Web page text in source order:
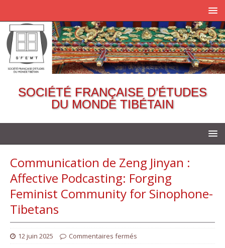
SOCIÉTÉ FRANÇAISE D’ÉTUDES
DU MONDE TIBÉTAIN
Communication de Zeng Jinyan :
Affective Podcasting: Forging
Feminist Community for Sinophone-
Tibetans
12 juin 2025 Commentaires fermés